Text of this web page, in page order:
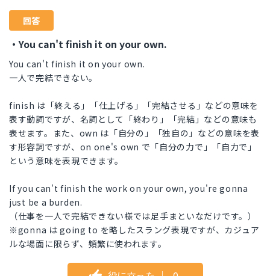
回答
・You can't finish it on your own.
You can't finish it on your own.
一人で完結できない。
finish は「終える」「仕上げる」「完結させる」などの意味を
表す動詞ですが、名詞として「終わり」「完結」などの意味も
表せます。また、own は「自分の」「独自の」などの意味を表
す形容詞ですが、on one's own で「自分の力で」「自力で」
という意味を表現できます。
If you can't finish the work on your own, you're gonna
just be a burden.
（仕事を一人で完結できない様では足手まといなだけです。）
※gonna は going to を略したスラング表現ですが、カジュア
ルな場面に限らず、頻繁に使われます。